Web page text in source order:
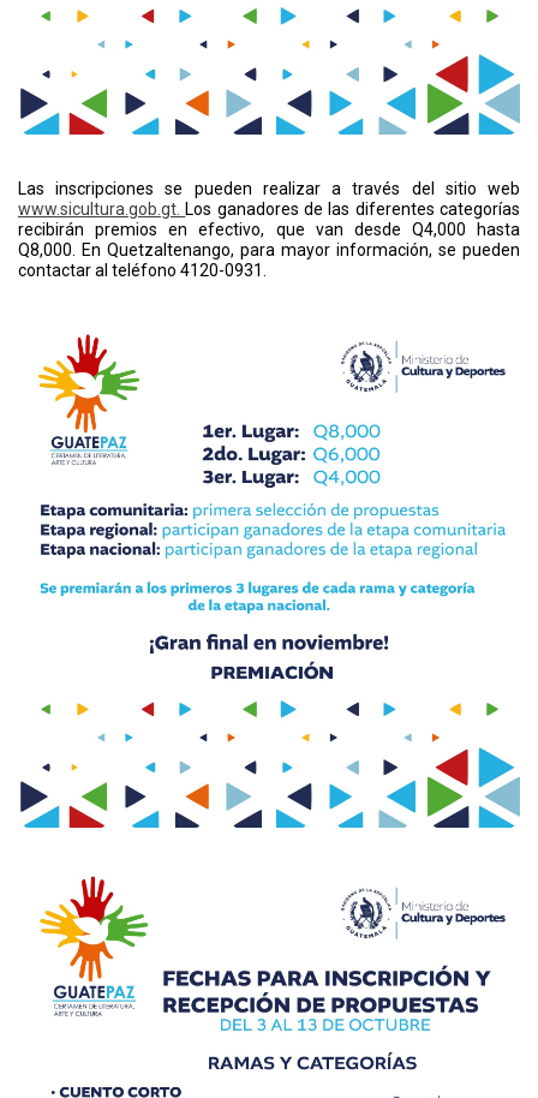
Las inscripciones se pueden realizar a través del sitio web
www.sicultura.gob.gt.Los ganadores de las diferentes categorías
recibirán premios en efectivo, que van desde Q4,000 hasta
Q8,000. En Quetzaltenango, para mayor información, se pueden
contactar al teléfono 4120-0931.